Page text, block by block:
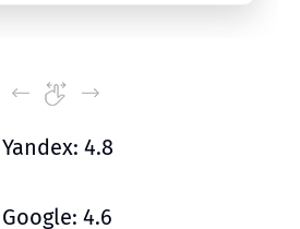
Yandex: 4.8
Google: 4.6